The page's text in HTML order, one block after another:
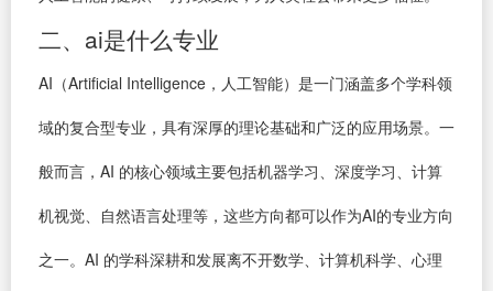
二、ai是什么专业
AI（Artificial Intelligence，人工智能）是一门涵盖多个学科领
域的复合型专业，具有深厚的理论基础和广泛的应用场景。一
般而言，AI 的核心领域主要包括机器学习、深度学习、计算
机视觉、自然语言处理等，这些方向都可以作为AI的专业方向
之一。AI 的学科深耕和发展离不开数学、计算机科学、心理